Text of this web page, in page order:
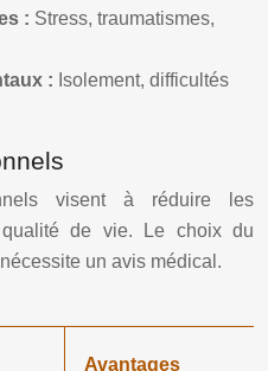
: Stress, traumatismes,
: Isolement, difficultés
visent à réduire les
de vie. Le choix du
un avis médical.
Avantages